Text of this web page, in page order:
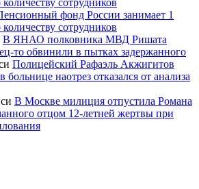
сотрудников
фонд России занимает 1
сотрудников
В ЯНАО полковника МВД Ришата
то обвинили в пытках задержанного
Полицейский Рафаэль Акжигитов
наотрез отказался от анализа
В Москве милиция отпустила Романа
отцом 12-летней жертвы при